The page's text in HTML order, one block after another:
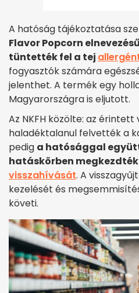
A hatóság tájékoztatása
Flavor Popcorn
tüntették fel a tej
fogyasztók számára
jelenthet. A termék egy
Magyarországra is eljutott.
Az NKFH közölte: az
haladéktalanul felvették a
pedig a hatósággal
hatáskörben
visszahívását. A
kezelését és
követi.